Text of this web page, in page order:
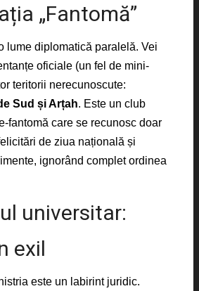
„Fantomă”
lume diplomatică paralelă. Vei
oficiale (un fel de mini-
teritorii nerecunoscute:
Sud și Arțah. Este un club
fantomă care se recunosc doar
de ziua națională și
ignorând complet ordinea
universitar:
exil
este un labirint juridic.